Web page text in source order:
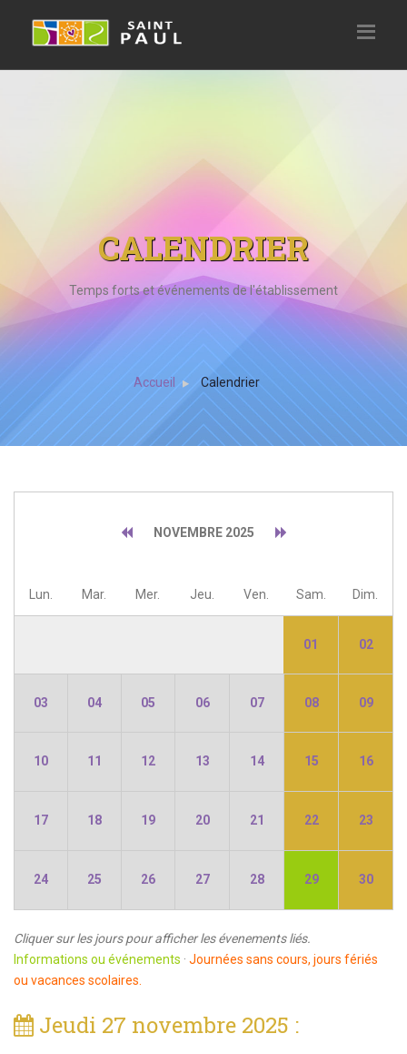
CALENDRIER
Temps forts et événements de l'établissement
Accueil Calendrier
NOVEMBRE 2025
Lun. Mar. Mer. Jeu. Ven. Sam. Dim.
01 02
03 04 05 06 07 08 09
10 11 12 13 14 15 16
17 18 19 20 21 22 23
24 25 26 27 28 29 30
Cliquer sur les jours pour afficher les évenements liés.
Informations ou événements · Journées sans cours, jours fériés
ou vacances scolaires.
Jeudi 27 novembre 2025 :